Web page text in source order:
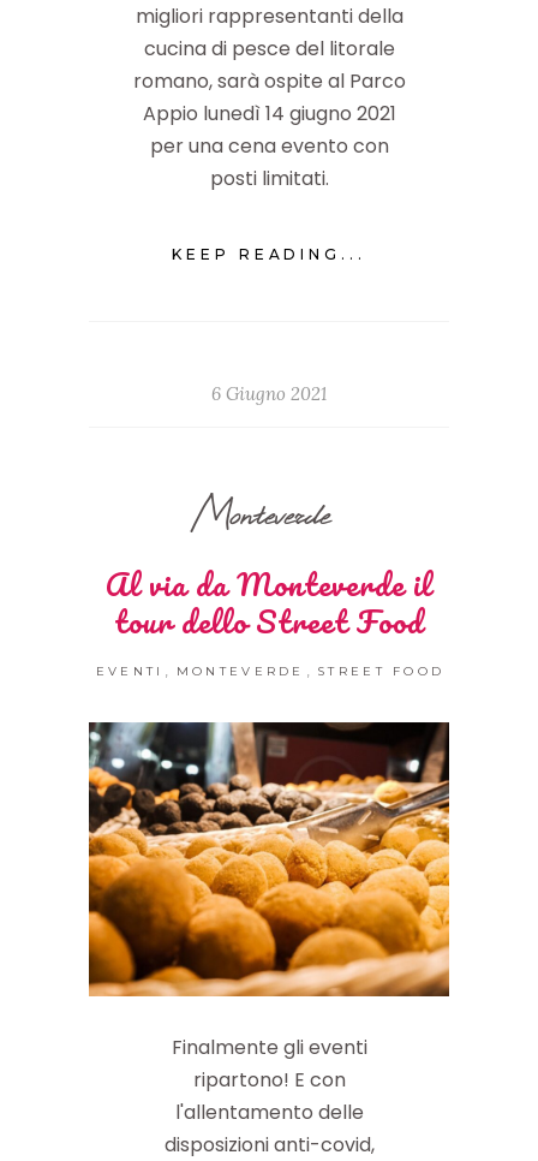
migliori rappresentanti della
cucina di pesce del litorale
romano, sarà ospite al Parco
Appio lunedì 14 giugno 2021
per una cena evento con
posti limitati.
KEEP READING...
6 Giugno 2021
Monteverde
Al via da Monteverde il
tour dello Street Food
EVENTI , MONTEVERDE , STREET FOOD
Finalmente gli eventi
ripartono! E con
l'allentamento delle
disposizioni anti-covid,